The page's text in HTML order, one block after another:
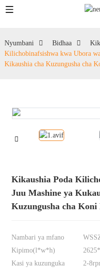
Nyumbani Bidhaa
Kilichobinafsishwa kwa Ubora
Kikaushia cha Kuzungusha cha
Kikaushia Poda
Juu Mashine ya
Kuzungusha cha
Nambari ya mfano
Kipimo(l*w*h)
Kasi ya kuzunguka
2-